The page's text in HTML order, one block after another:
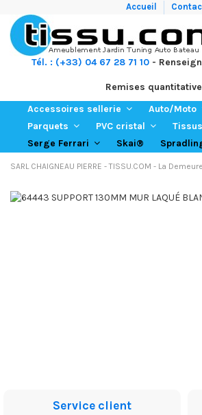
Accueil
Tél. : (+33) 04 67 28 71 10 -
Remises
Accessoires sellerie
Auto/Moto
Parquets
PVC cristal
Serge Ferrari
Skai®
SARL CHAIGNEAU PIERRE - TISSU.COM - La
Service client